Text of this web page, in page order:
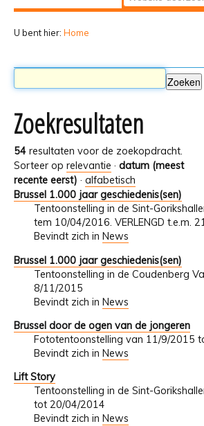
Geavanceerd
U bent hier: Home
Zoekresultaten
54 resultaten voor de zoekopdracht.
Sorteer op relevantie · datum (meest
recente eerst) · alfabetisch
Brussel 1.000 jaar geschiedenis(sen)
Tentoonstelling in de Sint-
tem 10/04/2016. VERLENGD t.e.m.
Bevindt zich in News
Brussel 1.000 jaar geschiedenis(sen)
Tentoonstelling in de Coudenberg
8/11/2015
Bevindt zich in News
Brussel door de ogen van de jongeren
Fototentoonstelling van 11/9/2015
Bevindt zich in News
Lift Story
Tentoonstelling in de Sint-
tot 20/04/2014
Bevindt zich in News